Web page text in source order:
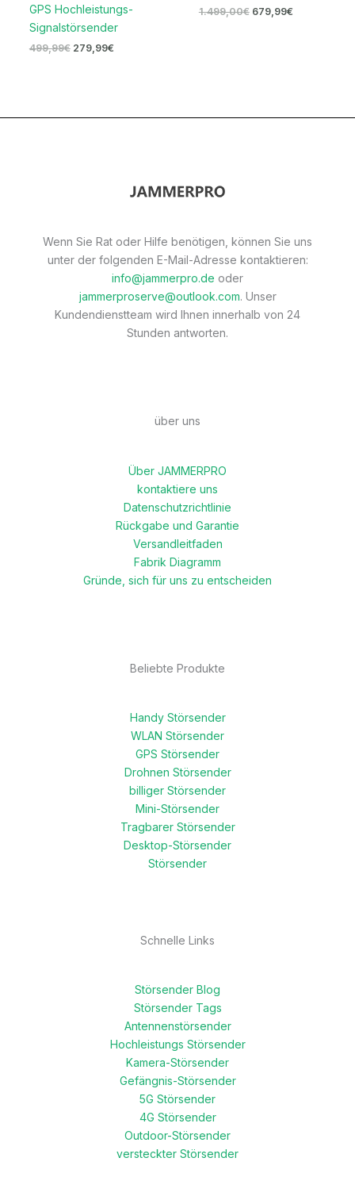
GPS Hochleistungs-
Signalstörsender
499,99€ 279,99€
1.499,00€ 679,99€
Wenn Sie Rat oder Hilfe benötigen, können Sie uns
unter der folgenden E-Mail-Adresse kontaktieren:
info@jammerpro.de oder
jammerproserve@outlook.com. Unser
Kundendienstteam wird Ihnen innerhalb von 24
Stunden antworten.
über uns
Über JAMMERPRO
kontaktiere uns
Datenschutzrichtlinie
Rückgabe und Garantie
Versandleitfaden
Fabrik Diagramm
Gründe, sich für uns zu entscheiden
Beliebte Produkte
Handy Störsender
WLAN Störsender
GPS Störsender
Drohnen Störsender
billiger Störsender
Mini-Störsender
Tragbarer Störsender
Desktop-Störsender
Störsender
Schnelle Links
Störsender Blog
Störsender Tags
Antennenstörsender
Hochleistungs Störsender
Kamera-Störsender
Gefängnis-Störsender
5G Störsender
4G Störsender
Outdoor-Störsender
versteckter Störsender